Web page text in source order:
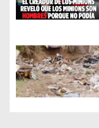
r
a
d
a